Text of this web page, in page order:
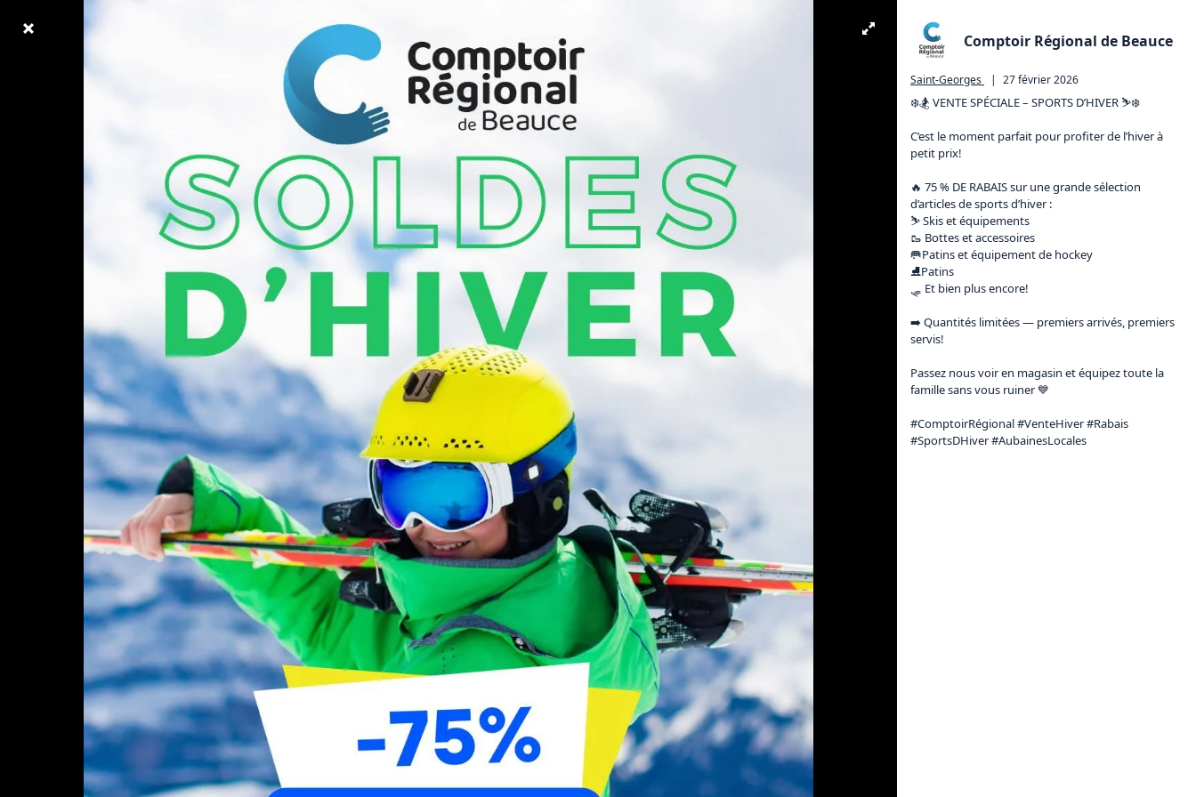
Comptoir Régional de Beauce
Saint-Georges | 27 février 2026
❄️🏂 VENTE SPÉCIALE – SPORTS D’HIVER ⛷️❄️
C’est le moment parfait pour profiter de l’hiver à
petit prix!
🔥 75 % DE RABAIS sur une grande sélection
d’articles de sports d’hiver :
⛷️ Skis et équipements
🥾 Bottes et accessoires
🥅Patins et équipement de hockey
⛸️Patins
🛷 Et bien plus encore!
➡️ Quantités limitées — premiers arrivés, premiers
servis!
Passez nous voir en magasin et équipez toute la
famille sans vous ruiner 💙
#ComptoirRégional #VenteHiver #Rabais
#SportsDHiver #AubainesLocales